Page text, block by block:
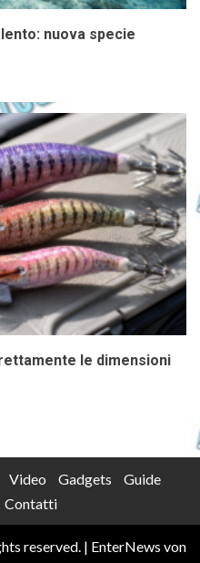
nuova specie
le dimensioni
Video Gadgets
Guide
Contatti
reserved. | EnterNews von